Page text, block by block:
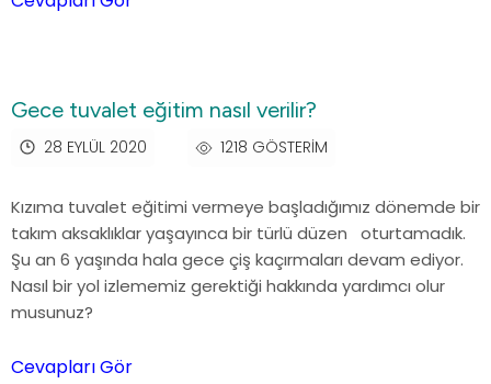
Gece tuvalet eğitim nasıl verilir?
28 EYLÜL 2020 1218 GÖSTERIM
Kızıma tuvalet eğitimi vermeye başladığımız dönemde bir
takım aksaklıklar yaşayınca bir türlü düzen oturtamadık.
Şu an 6 yaşında hala gece çiş kaçırmaları devam ediyor.
Nasıl bir yol izlememiz gerektiği hakkında yardımcı olur
musunuz?
Cevapları Gör